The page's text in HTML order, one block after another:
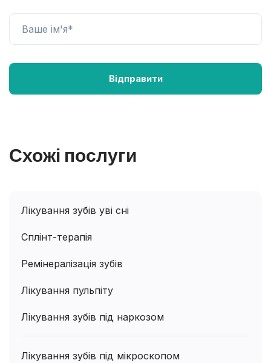
Схожі послуги
Лікування зубів уві сні
Сплінт-терапія
Ремінералізація зубів
Лікування пульпіту
Лікування зубів під наркозом
Лікування зубів під мікроскопом